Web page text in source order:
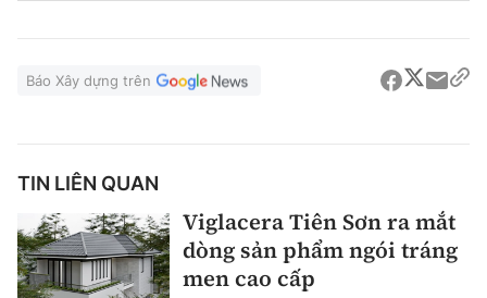
Báo Xây dựng trên
TIN LIÊN QUAN
Viglacera Tiên Sơn ra mắt
dòng sản phẩm ngói tráng
men cao cấp